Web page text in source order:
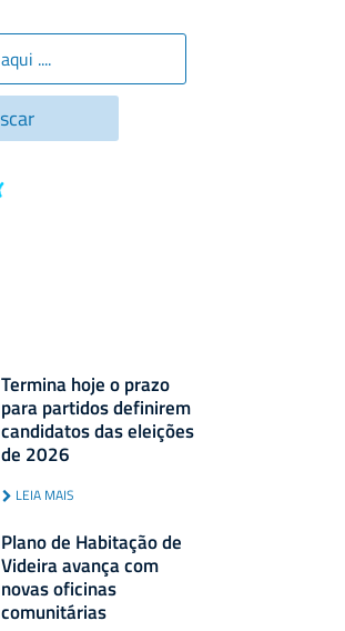
Termina hoje o prazo
para partidos definirem
candidatos das eleições
de 2026
LEIA MAIS
Plano de Habitação de
Videira avança com
novas oficinas
comunitárias